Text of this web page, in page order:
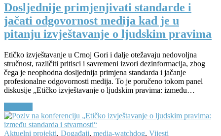
Dosljednije primjenjivati standarde i
jačati odgovornost medija kad je u
pitanju izvještavanje o ljudskim pravima
Etičko izvještavanje u Crnoj Gori i dalje otežavaju nedovoljna
stručnost, različiti pritisci i savremeni izvori dezinformacija, zbog
čega je neophodna dosljednija primjena standarda i jačanje
profesionalne odgovornosti medija. To je poručeno tokom panel
diskusije „Etičko izvještavanje o ljudskim pravima: između…
Aktuelni projekti, Događaji, media-watchdog, Vijesti